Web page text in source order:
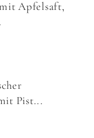
Apfelsaft,
Pist...